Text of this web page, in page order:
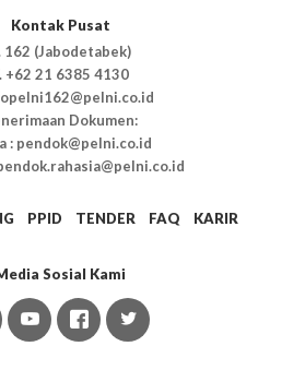
Kontak Pusat
162 (Jabodetabek)
+62 21 6385 4130
Dokumen:
: pendok@pelni.co.id
PPID TENDER FAQ KARIR
Sosial Kami